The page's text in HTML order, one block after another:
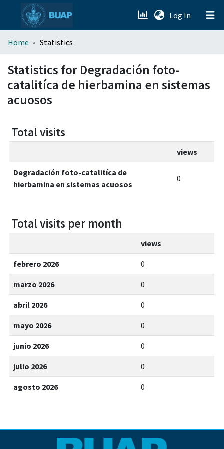
Log In (current)
menu.section.about_menu
All of DSpace
Home Statistics
Statistics for Degradación foto-
catalitíca de hierbamina en sistemas
acuosos
Total visits
views
Degradación foto-catalitíca de
hierbamina en sistemas acuosos
0
Total visits per month
views
febrero 2026 0
marzo 2026 0
abril 2026 0
mayo 2026 0
junio 2026 0
julio 2026 0
agosto 2026 0